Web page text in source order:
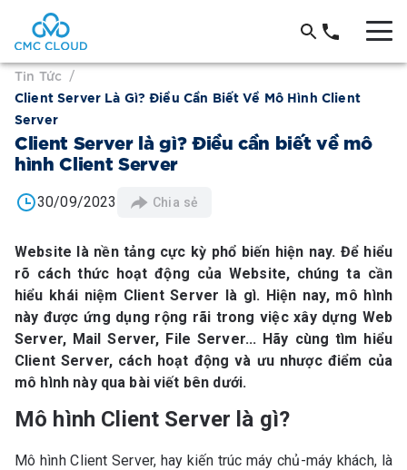
Tin Tức /
Client Server Là Gì? Điều Cần Biết Về Mô Hình Client
Server
Client Server là gì? Điều cần biết về mô
hình Client Server
30/09/2023 Chia sẻ
Website là nền tảng cực kỳ phổ biến hiện nay. Để hiểu
rõ cách thức hoạt động của Website, chúng ta cần
hiểu khái niệm Client Server là gì. Hiện nay, mô hình
này được ứng dụng rộng rãi trong việc xây dựng Web
Server, Mail Server, File Server... Hãy cùng tìm hiểu
Client Server, cách hoạt động và ưu nhược điểm của
mô hình này qua bài viết bên dưới.
Mô hình Client Server là gì?
Mô hình Client Server, hay kiến ​​trúc máy chủ-máy khách, là